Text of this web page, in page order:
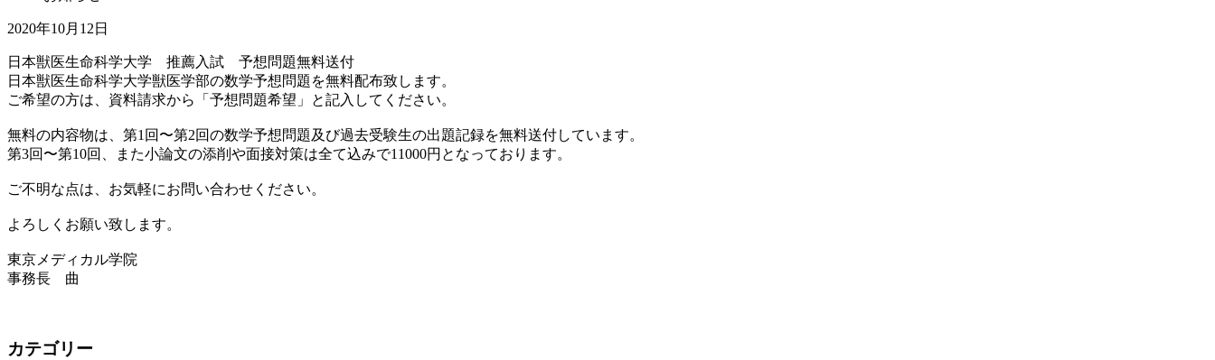
2020年10月12日
日本獣医生命科学大学 推薦入試 予想問題無料送付
日本獣医生命科学大学獣医学部の数学予想問題を無料配布致します。
ご希望の方は、資料請求から「予想問題希望」と記入してください。
無料の内容物は、第1回〜第2回の数学予想問題及び過去受験生の出題記録を無料送付しています。
第3回〜第10回、また小論文の添削や面接対策は全て込みで11000円となっております。
ご不明な点は、お気軽にお問い合わせください。
よろしくお願い致します。
東京メディカル学院
事務長 曲
カテゴリー